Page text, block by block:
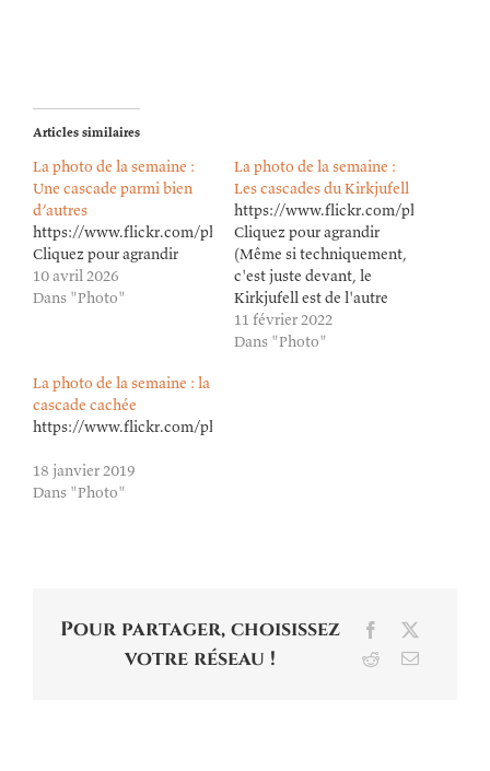
Articles similaires
La photo de la semaine :
Une cascade parmi bien
d’autres
https://www.flickr.com/photos/lioneldavoust/55192730039/in/
Cliquez pour agrandir
10 avril 2026
Dans "Photo"
La photo de la semaine :
Les cascades du Kirkjufell
https://www.flickr.com/photos/
Cliquez pour agrandir
(Même si techniquement,
c'est juste devant, le
Kirkjufell est de l'autre
côté.)
11 février 2022
Dans "Photo"
La photo de la semaine : la
cascade cachée
https://www.flickr.com/photos/lioneldavoust/45985055644/in/
18 janvier 2019
Dans "Photo"
Pour partager, choisissez
votre réseau !
Facebook
RedditEmail